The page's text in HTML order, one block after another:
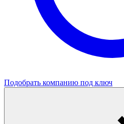
Подобрать компанию под ключ